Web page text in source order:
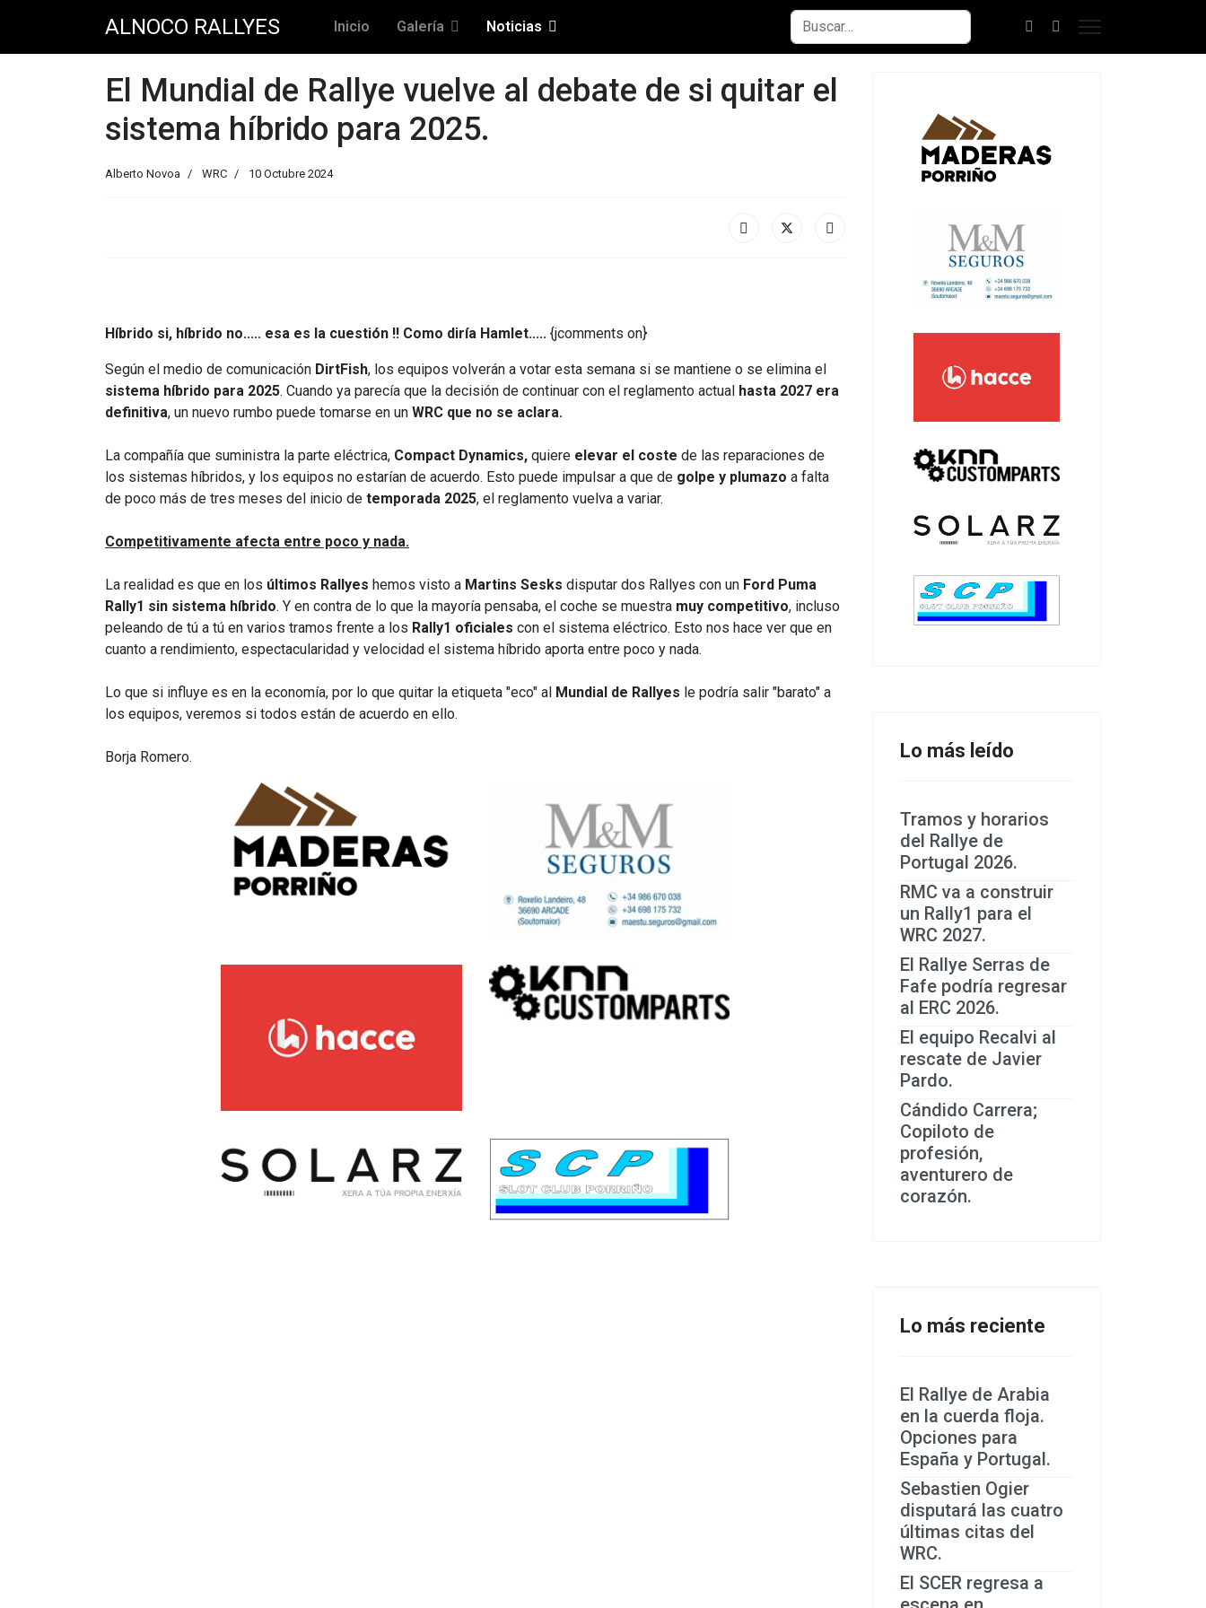
ALNOCO RALLYES Inicio Galería Noticias Buscar
El Mundial de Rallye vuelve al debate de si quitar el
sistema híbrido para 2025.
Alberto Novoa WRC 10 Octubre 2024
Híbrido si, híbrido no..... esa es la cuestión !! Como diría Hamlet..... {jcomments on}
Según el medio de comunicación DirtFish, los equipos volverán a votar esta semana si se mantiene o se elimina el
sistema híbrido para 2025. Cuando ya parecía que la decisión de continuar con el reglamento actual hasta 2027 era
definitiva, un nuevo rumbo puede tomarse en un WRC que no se aclara.
La compañía que suministra la parte eléctrica, Compact Dynamics, quiere elevar el coste de las reparaciones de
los sistemas híbridos, y los equipos no estarían de acuerdo. Esto puede impulsar a que de golpe y plumazo a falta
de poco más de tres meses del inicio de temporada 2025, el reglamento vuelva a variar.
Competitivamente afecta entre poco y nada.
La realidad es que en los últimos Rallyes hemos visto a Martins Sesks disputar dos Rallyes con un Ford Puma
Rally1 sin sistema híbrido. Y en contra de lo que la mayoría pensaba, el coche se muestra muy competitivo, incluso
peleando de tú a tú en varios tramos frente a los Rally1 oficiales con el sistema eléctrico. Esto nos hace ver que en
cuanto a rendimiento, espectacularidad y velocidad el sistema híbrido aporta entre poco y nada.
Lo que si influye es en la economía, por lo que quitar la etiqueta "eco" al Mundial de Rallyes le podría salir "barato" a
los equipos, veremos si todos están de acuerdo en ello.
Borja Romero. Lo más leído
Tramos y horarios
del Rallye de
Portugal 2026.
RMC va a construir
un Rally1 para el
WRC 2027.
El Rallye Serras de
Fafe podría regresar
al ERC 2026.
El equipo Recalvi al
rescate de Javier
Pardo.
Cándido Carrera;
Copiloto de
profesión,
aventurero de
corazón.
Lo más reciente
El Rallye de Arabia
en la cuerda floja.
Opciones para
España y Portugal.
Sebastien Ogier
disputará las cuatro
últimas citas del
WRC.
El SCER regresa a